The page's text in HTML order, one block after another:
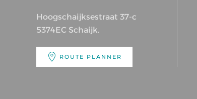
Hoogschaijksestraat 37-c
5374EC Schaijk.
ROUTE PLANNER